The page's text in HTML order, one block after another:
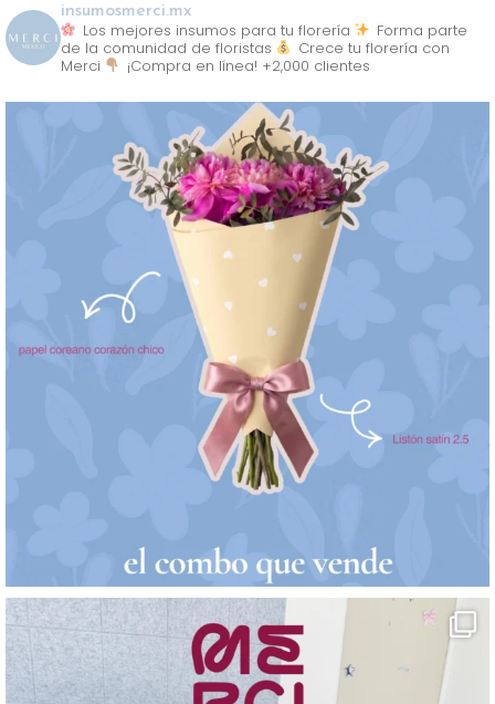
insumosmerci.mx
Los mejores insumos para tu florería
Forma parte
de la comunidad de floristas
Crece tu florería con
Merci
¡Compra en línea! +2,000 clientes